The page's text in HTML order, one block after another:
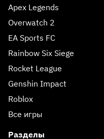
Apex Legends
Overwatch 2
EA Sports FC
Rainbow Six Siege
Rocket League
Genshin Impact
Roblox
Все игры
Разделы